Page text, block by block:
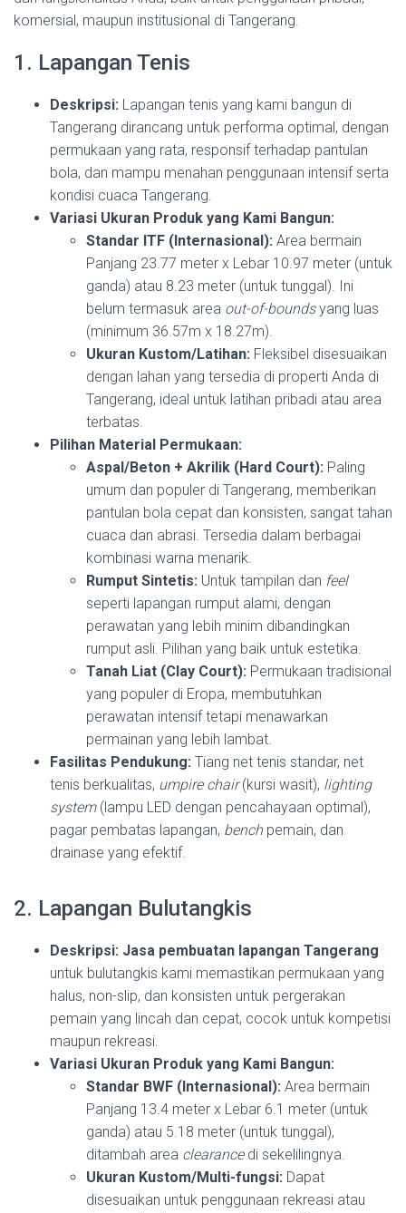
komersial, maupun institusional di Tangerang.
1. Lapangan Tenis
Deskripsi: Lapangan tenis yang kami bangun di
Tangerang dirancang untuk performa optimal, dengan
permukaan yang rata, responsif terhadap pantulan
bola, dan mampu menahan penggunaan intensif serta
kondisi cuaca Tangerang.
Variasi Ukuran Produk yang Kami Bangun:
Standar ITF (Internasional): Area bermain
Panjang 23.77 meter x Lebar 10.97 meter (untuk
ganda) atau 8.23 meter (untuk tunggal). Ini
belum termasuk area out-of-boundsyang luas
(minimum 36.57m x 18.27m).
Ukuran Kustom/Latihan: Fleksibel disesuaikan
dengan lahan yang tersedia di properti Anda di
Tangerang, ideal untuk latihan pribadi atau area
terbatas.
Pilihan Material Permukaan:
Aspal/Beton + Akrilik (Hard Court): Paling
umum dan populer di Tangerang, memberikan
pantulan bola cepat dan konsisten, sangat tahan
cuaca dan abrasi. Tersedia dalam berbagai
kombinasi warna menarik.
Rumput Sintetis: Untuk tampilan dan feel
seperti lapangan rumput alami, dengan
perawatan yang lebih minim dibandingkan
rumput asli. Pilihan yang baik untuk estetika.
Tanah Liat (Clay Court): Permukaan tradisional
yang populer di Eropa, membutuhkan
perawatan intensif tetapi menawarkan
permainan yang lebih lambat.
Fasilitas Pendukung: Tiang net tenis standar, net
tenis berkualitas, umpire chair(kursi wasit), lighting
system(lampu LED dengan pencahayaan optimal),
pagar pembatas lapangan, benchpemain, dan
drainase yang efektif.
2. Lapangan Bulutangkis
Deskripsi: Jasa pembuatan lapangan Tangerang
untuk bulutangkis kami memastikan permukaan yang
halus, non-slip, dan konsisten untuk pergerakan
pemain yang lincah dan cepat, cocok untuk kompetisi
maupun rekreasi.
Variasi Ukuran Produk yang Kami Bangun:
Standar BWF (Internasional): Area bermain
Panjang 13.4 meter x Lebar 6.1 meter (untuk
ganda) atau 5.18 meter (untuk tunggal),
ditambah area clearancedi sekelilingnya.
Ukuran Kustom/Multi-fungsi: Dapat
disesuaikan untuk penggunaan rekreasi atau